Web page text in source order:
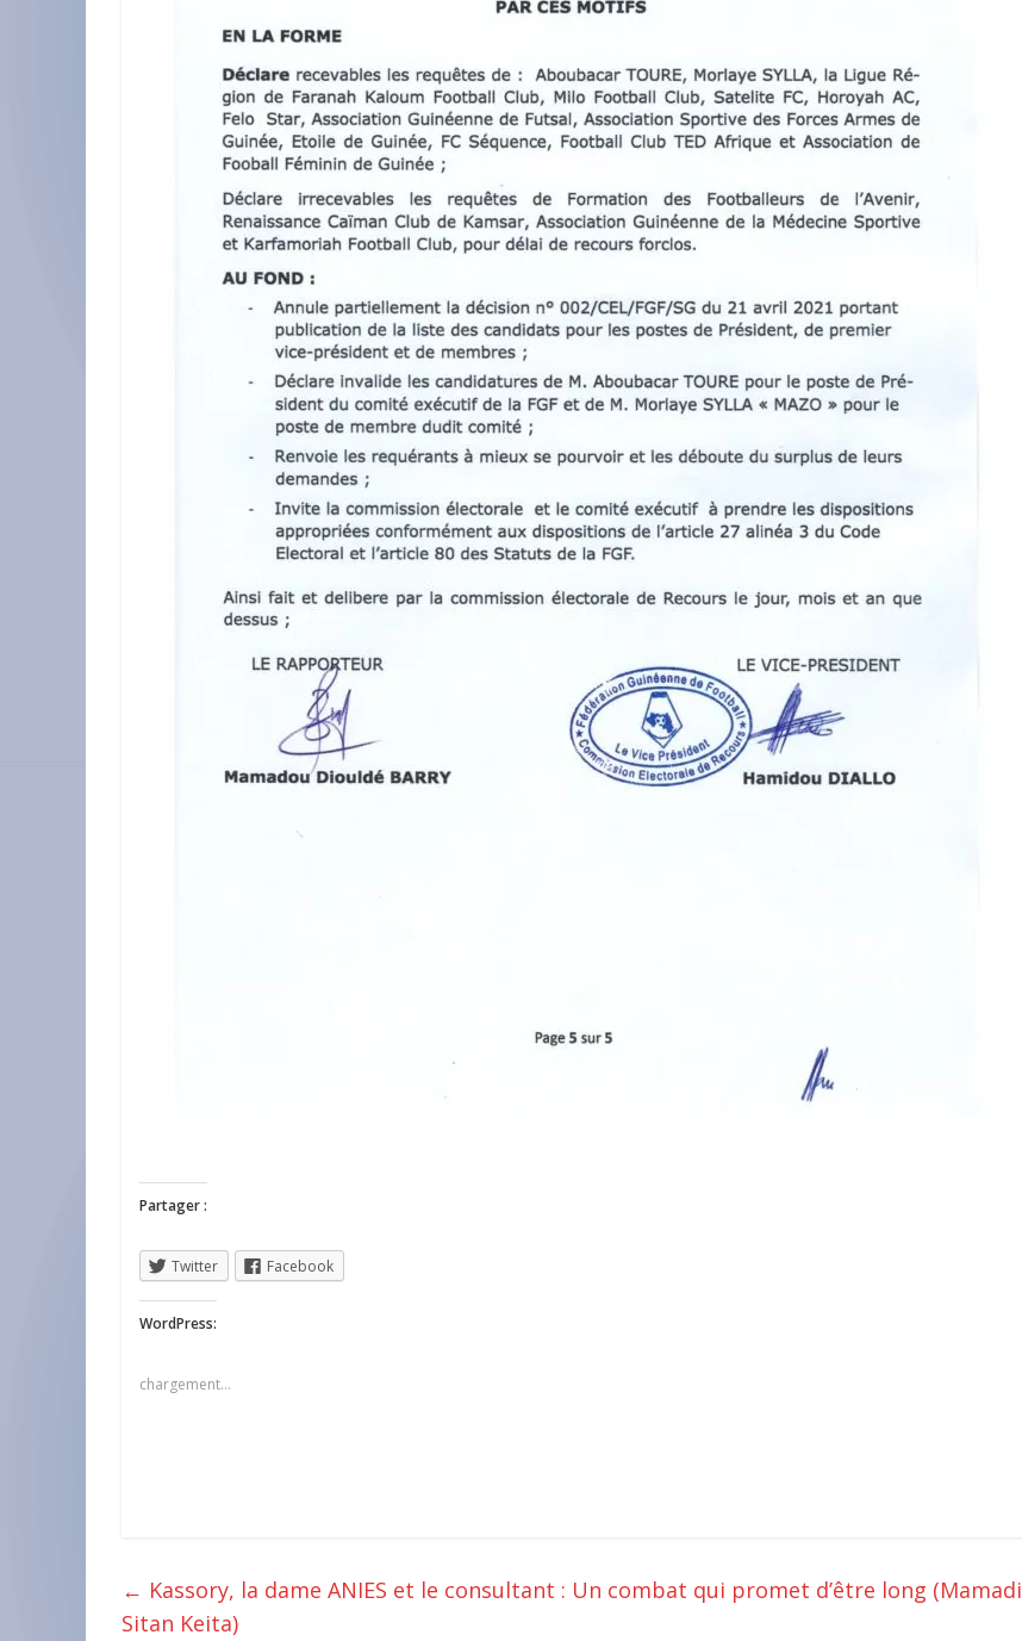
Partager :
Twitter Facebook
WordPress:
chargement…
← Kassory, la dame ANIES et le consultant : Un combat qui promet d’être long (Mamadi
Sitan Keita)